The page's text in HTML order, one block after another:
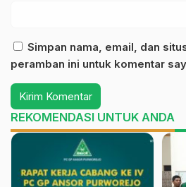
Simpan nama, email, dan
peramban ini untuk komentar
REKOMENDASI UNTUK ANDA